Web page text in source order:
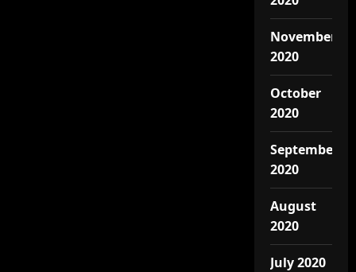
November
2020
October
2020
September
2020
August
2020
July 2020